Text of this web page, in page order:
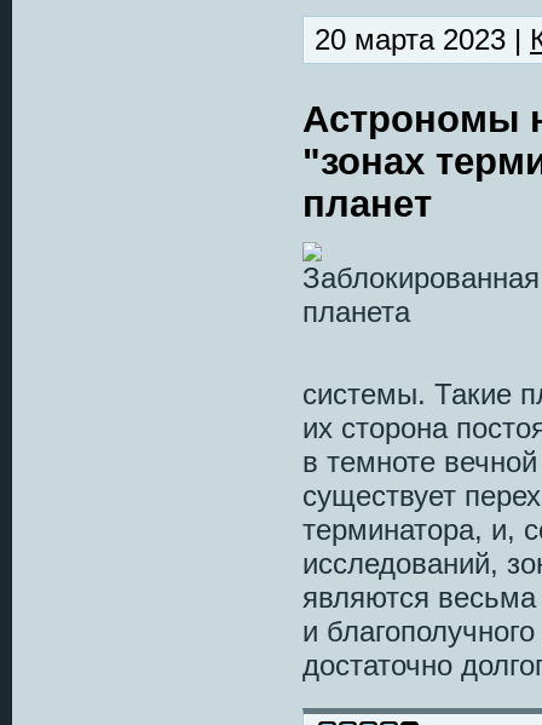
20 марта 2023 |
Астрономы
"зонах
планет
системы. Такие
их сторона
в темноте
существует
терминатора, и,
исследований,
являются
и
достаточно